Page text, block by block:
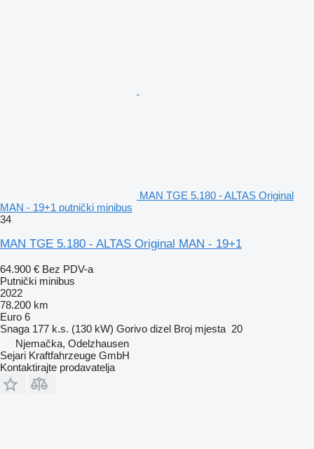
MAN TGE 5.180 - ALTAS Original
MAN - 19+1 putnički minibus
34
MAN TGE 5.180 - ALTAS Original MAN - 19+1
64.900 € Bez PDV-a
Putnički minibus
2022
78.200 km
Euro 6
Snaga 177 k.s. (130 kW) Gorivo dizel Broj mjesta 20
Njemačka, Odelzhausen
Sejari Kraftfahrzeuge GmbH
Kontaktirajte prodavatelja